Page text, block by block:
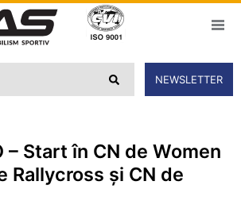
NEWSLETTER
– Start în CN de Women
Rallycross și CN de